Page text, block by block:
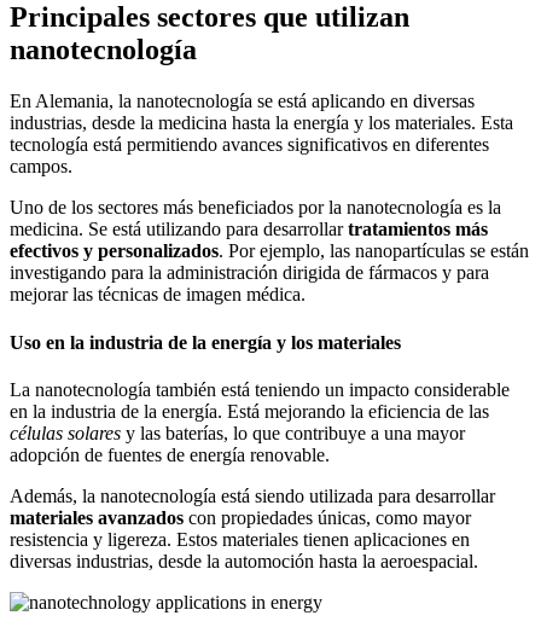
Principales sectores que utilizan
nanotecnología
En Alemania, la nanotecnología se está aplicando en diversas
industrias, desde la medicina hasta la energía y los materiales. Esta
tecnología está permitiendo avances significativos en diferentes
campos.
Uno de los sectores más beneficiados por la nanotecnología es la
medicina. Se está utilizando para desarrollartratamientos más
efectivos y personalizados. Por ejemplo, las nanopartículas se están
investigando para la administración dirigida de fármacos y para
mejorar las técnicas de imagen médica.
Uso en la industria de la energía y los materiales
La nanotecnología también está teniendo un impacto considerable
en la industria de la energía. Está mejorando la eficiencia de las
células solares y las baterías, lo que contribuye a una mayor
adopción de fuentes de energía renovable.
Además, la nanotecnología está siendo utilizada para desarrollar
materiales avanzados con propiedades únicas, como mayor
resistencia y ligereza. Estos materiales tienen aplicaciones en
diversas industrias, desde la automoción hasta la aeroespacial.